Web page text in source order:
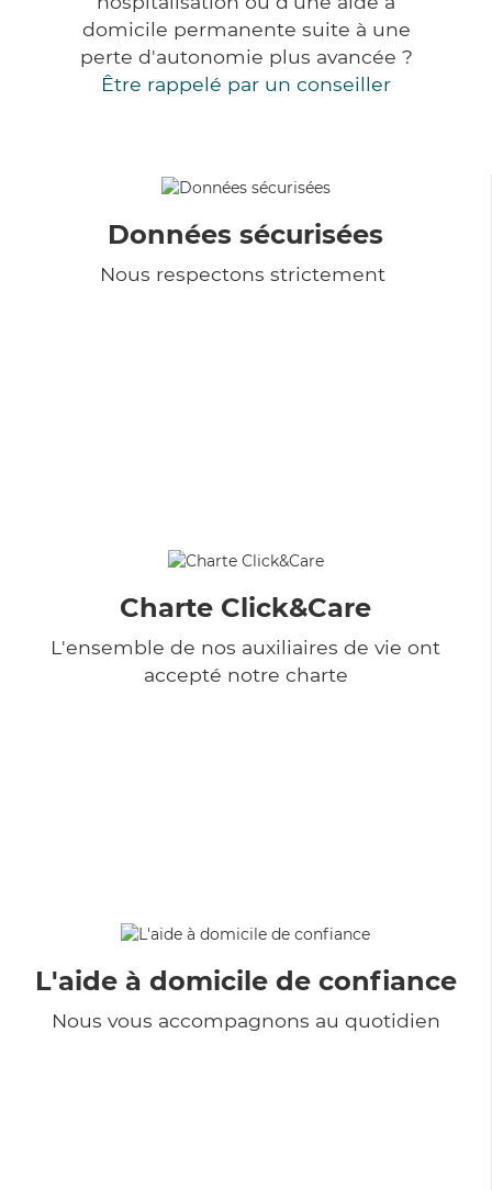
domicile permanente suite à une
perte d'autonomie plus avancée ?
Être rappelé par un conseiller
Données sécurisées
Nous respectons strictement
Charte Click&Care
L'ensemble de nos auxiliaires de vie ont
accepté notre charte
L'aide à domicile de confiance
Nous vous accompagnons au quotidien